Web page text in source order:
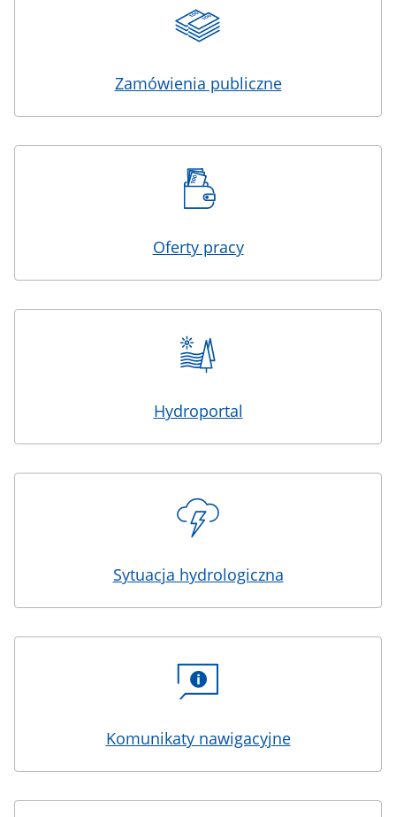
Zamówienia publiczne
Oferty pracy
Hydroportal
Sytuacja hydrologiczna
Komunikaty nawigacyjne